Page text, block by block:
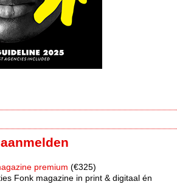
premium (€325)
Fonk magazine in print & digitaal én